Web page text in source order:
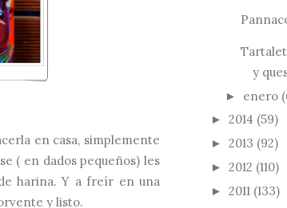
en casa, simplemente
( en dados pequeños) les
harina. Y a freír en una
y listo.
y
► enero
► 2014 (59)
► 2013 (92)
► 2012 (110)
► 2011 (133)